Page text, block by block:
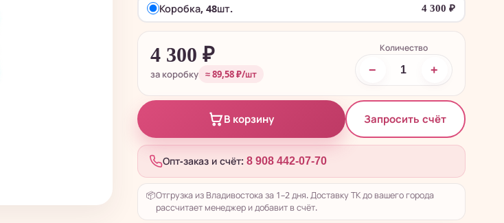
Коробка, 48шт. 4 300₽
4 300 ₽
за коробку ≈ 89,58 ₽/шт
Количество
− +
В корзину Запросить счёт
Опт-заказ и счёт: 8 908 442-07-70
📦Отгрузка из Владивостока за 1–2 дня. Доставку ТК до вашего города
рассчитает менеджер и добавит в счёт.